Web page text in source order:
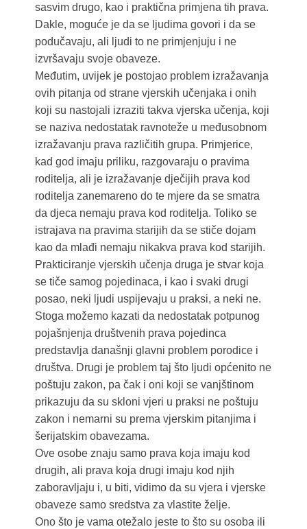
sasvim drugo, kao i praktična primjena tih prava.
Dakle, moguće je da se ljudima govori i da se
podučavaju, ali ljudi to ne primjenjuju i ne
izvršavaju svoje obaveze.
Međutim, uvijek je postojao problem izražavanja
ovih pitanja od strane vjerskih učenjaka i onih
koji su nastojali izraziti takva vjerska učenja, koji
se naziva nedostatak ravnoteže u međusobnom
izražavanju prava različitih grupa. Primjerice,
kad god imaju priliku, razgovaraju o pravima
roditelja, ali je izražavanje dječijih prava kod
roditelja zanemareno do te mjere da se smatra
da djeca nemaju prava kod roditelja. Toliko se
istrajava na pravima starijih da se stiče dojam
kao da mlađi nemaju nikakva prava kod starijih.
Prakticiranje vjerskih učenja druga je stvar koja
se tiče samog pojedinaca, i kao i svaki drugi
posao, neki ljudi uspijevaju u praksi, a neki ne.
Stoga možemo kazati da nedostatak potpunog
pojašnjenja društvenih prava pojedinca
predstavlja današnji glavni problem porodice i
društva. Drugi je problem taj što ljudi općenito ne
poštuju zakon, pa čak i oni koji se vanjštinom
prikazuju da su skloni vjeri u praksi ne poštuju
zakon i nemarni su prema vjerskim pitanjima i
šerijatskim obavezama.
Ove osobe znaju samo prava koja imaju kod
drugih, ali prava koja drugi imaju kod njih
zaboravljaju i, u biti, vidimo da su vjera i vjerske
obaveze samo sredstva za vlastite želje.
Ono što je vama otežalo jeste to što su osoba ili